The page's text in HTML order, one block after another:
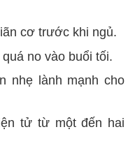
cơ trước khi ngủ.
no vào buổi tối.
nhẹ lành mạnh cho
tử từ một đến hai